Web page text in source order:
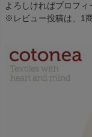
よろしければプロフィ
※レビュー投稿は、1